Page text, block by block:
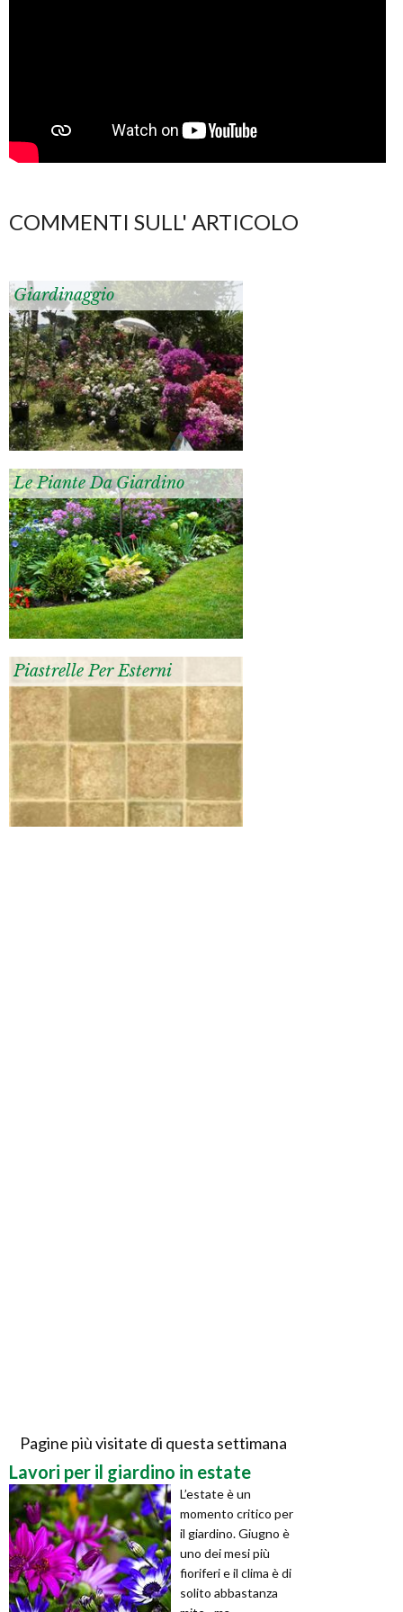
COMMENTI SULL' ARTICOLO
Giardinaggio
Le Piante Da Giardino
Piastrelle Per Esterni
Pagine più visitate di questa settimana
Lavori per il giardino in estate
L’estate è un
momento critico per
il giardino. Giugno è
uno dei mesi più
fioriferi e il clima è di
solito abbastanza